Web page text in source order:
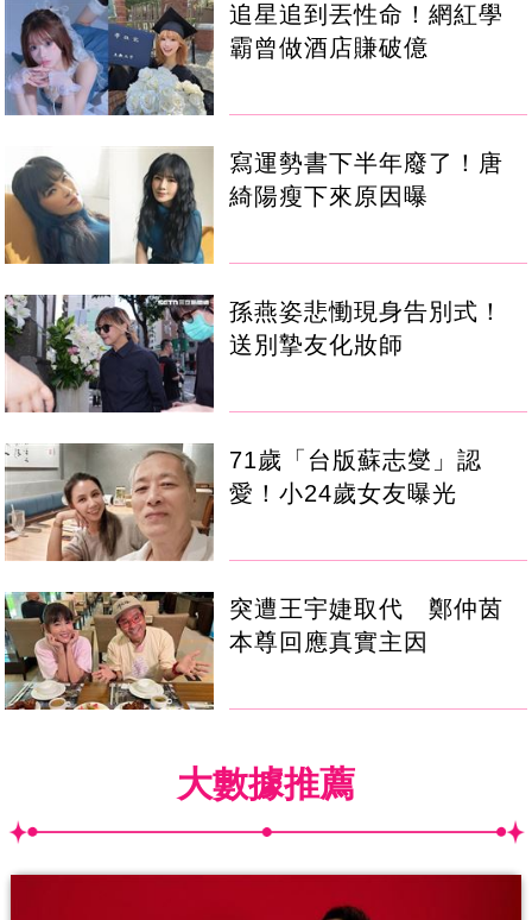
追星追到丟性命！網紅學
霸曾做酒店賺破億
寫運勢書下半年廢了！唐
綺陽瘦下來原因曝
孫燕姿悲慟現身告別式！
送別摯友化妝師
71歲「台版蘇志燮」認
愛！小24歲女友曝光
突遭王宇婕取代 鄭仲茵
本尊回應真實主因
大數據推薦